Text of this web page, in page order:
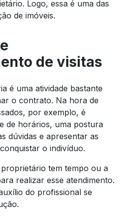
Logo, essa é uma das
de imóveis.
de visitas
é uma atividade bastante
o contrato. Na hora de
por exemplo, é
de horários, uma postura
dúvidas e apresentar as
o indivíduo.
tem tempo ou a
realizar esse atendimento.
do profissional se